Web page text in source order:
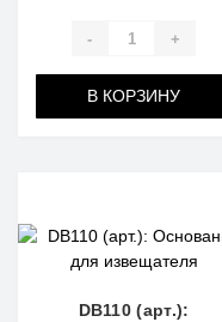
- +
В КОРЗИНУ
DB110 (арт.):